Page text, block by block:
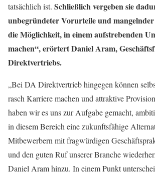
tatsächlich ist. Schließlich vergeben sie
unbegründeter Vorurteile und
die Möglichkeit, in einem aufstrebenden
machen“, erörtert Daniel Aram,
Direktvertriebs.
„Bei DA Direktvertrieb hingegen können
rasch Karriere machen und attraktive
haben wir es uns zur Aufgabe gemacht,
in diesem Bereich eine zukunftsfähige
Mitbewerbern mit fragwürdigen
und den guten Ruf unserer Branche
Daniel Aram hinzu. In einem Punkt